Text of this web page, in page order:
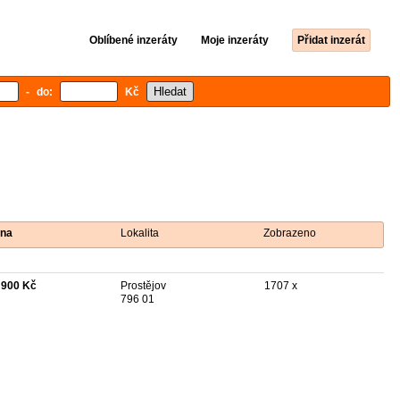
Oblíbené inzeráty Moje inzeráty Přidat inzerát
- do: Kč
Lokalita Zobrazeno
Kč
Prostějov
796 01
1707 x